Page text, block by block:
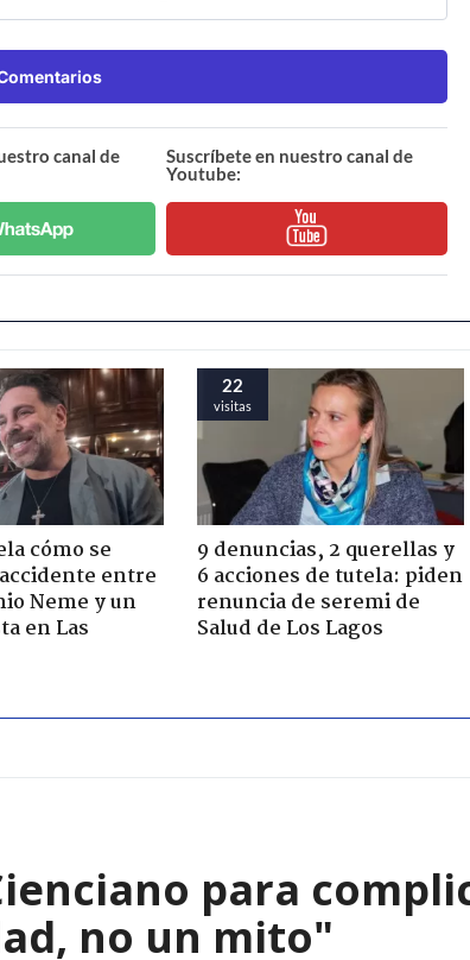
canal de
Suscríbete en nuestro canal de
Youtube:
cómo se
entre
Neme y un
en Las
22
visitas
9 denuncias, 2 querellas y
6 acciones de tutela: piden
renuncia de seremi de
Salud de Los Lagos
para
no un mito"